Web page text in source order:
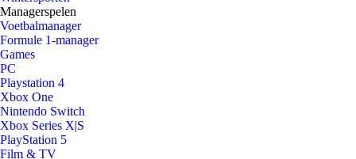
Managerspelen
Voetbalmanager
Formule 1-manager
Games
PC
Playstation 4
Xbox One
Nintendo Switch
Xbox Series X|S
PlayStation 5
Film & TV